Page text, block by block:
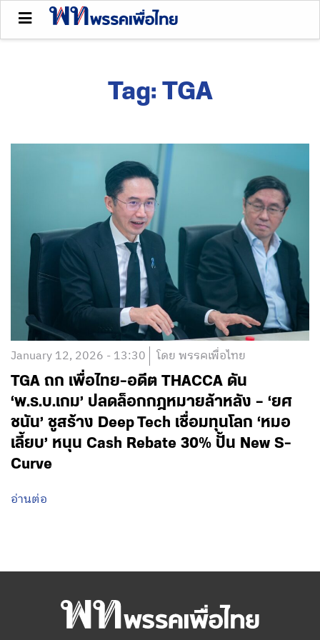
Tag: TGA
January 12, 2026 - 13:30 โดย พรรคเพื่อไทย
TGA ถก เพื่อไทย-อดีต THACCA ดัน
‘พ.ร.บ.เกม’ ปลดล็อกกฎหมายล้าหลัง – ‘ยศ
ชนัน’ ชูสร้าง Deep Tech เชื่อมทุนโลก ‘หมอ
เลี้ยบ’ หนุน Cash Rebate 30% ปั้น New S-
Curve
อ่านต่อ